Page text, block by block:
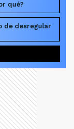
qué?
de desregular